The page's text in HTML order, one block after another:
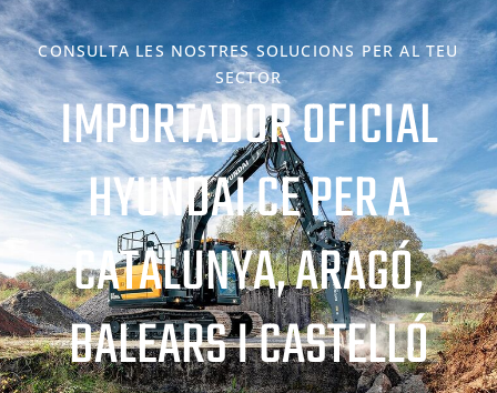
CONSULTA LES NOSTRES SOLUCIONS PER AL TEU
SECTOR
IMPORTADOR OFICIAL
HYUNDAI CE PER A
CATALUNYA, ARAGÓ,
BALEARS I CASTELLÓ